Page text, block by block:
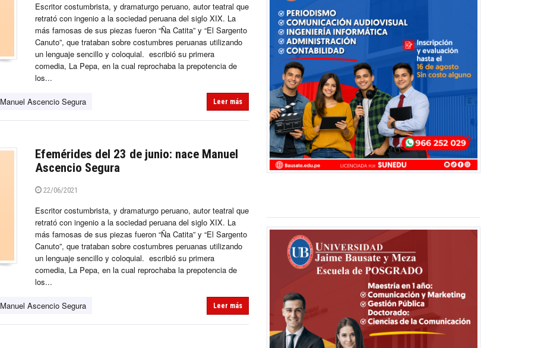
Escritor costumbrista, y dramaturgo peruano, autor teatral que
retrató con ingenio a la sociedad peruana del siglo XIX. La
más famosas de sus piezas fueron “Ña Catita” y “El Sargento
Canuto”, que trataban sobre costumbres peruanas utilizando
un lenguaje sencillo y coloquial. escribió su primera
comedia, La Pepa, en la cual reprochaba la prepotencia de
los...
Manuel Ascencio Segura Leer más
Efemérides del 23 de junio: nace Manuel
Ascencio Segura
22/06/2021
Escritor costumbrista, y dramaturgo peruano, autor teatral que
retrató con ingenio a la sociedad peruana del siglo XIX. La
más famosas de sus piezas fueron “Ña Catita” y “El Sargento
Canuto”, que trataban sobre costumbres peruanas utilizando
un lenguaje sencillo y coloquial. escribió su primera
comedia, La Pepa, en la cual reprochaba la prepotencia de
los...
Manuel Ascencio Segura Leer más